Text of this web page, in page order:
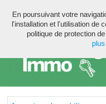
En poursuivant votre
l'installation et l'utilisation de
politique de protection
plus